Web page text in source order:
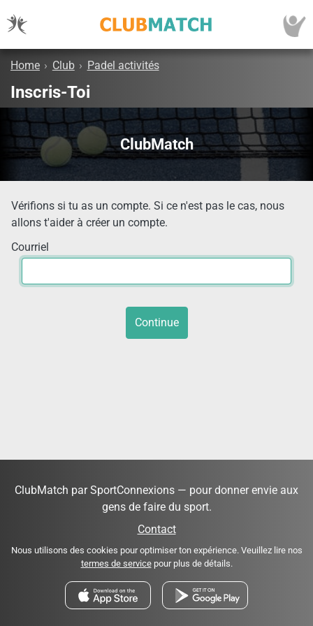
Home › Club › Padel activités
Inscris-Toi
ClubMatch
Vérifions si tu as un compte. Si ce n'est pas le cas, nous
allons t'aider à créer un compte.
Courriel
Continue
ClubMatch par SportConnexions — pour donner envie aux
gens de faire du sport.
Contact
Nous utilisons des cookies pour optimiser ton expérience. Veuillez lire nos
termes de servicepour plus de détails.